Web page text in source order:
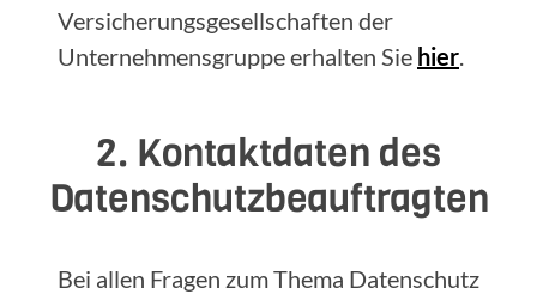
Versicherungsgesellschaften der
Unternehmensgruppe erhalten Sie hier.
2. Kontaktdaten des
Datenschutzbeauftragten
Bei allen Fragen zum Thema Datenschutz